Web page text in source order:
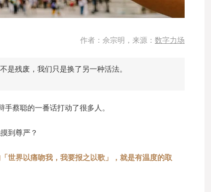
作者：佘宗明，来源： 数字力场
残废，我们只是换了另一种活法。
蔡聪的一番话打动了很多人。
到尊严？
世界以痛吻我，我要报之以歌」，就是有温度的取